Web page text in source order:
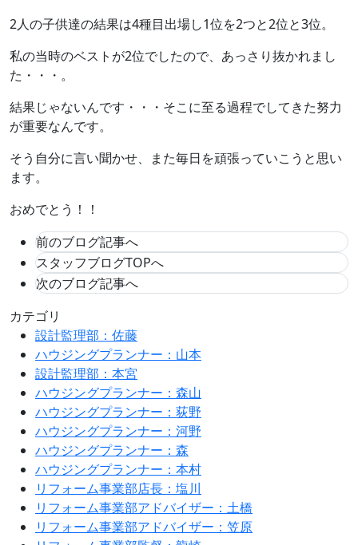
2人の子供達の結果は4種目出場し1位を2つと2位と3位。
私の当時のベストが2位でしたので、あっさり抜かれまし
た・・・。
結果じゃないんです・・・そこに至る過程でしてきた努力
が重要なんです。
そう自分に言い聞かせ、また毎日を頑張っていこうと思い
ます。
おめでとう！！
前のブログ記事へ
スタッフブログTOPへ
次のブログ記事へ
カテゴリ
設計監理部：佐藤
ハウジングプランナー：山本
設計監理部：本宮
ハウジングプランナー：森山
ハウジングプランナー：荻野
ハウジングプランナー：河野
ハウジングプランナー：森
ハウジングプランナー：本村
リフォーム事業部店長：塩川
リフォーム事業部アドバイザー：土橋
リフォーム事業部アドバイザー：笠原